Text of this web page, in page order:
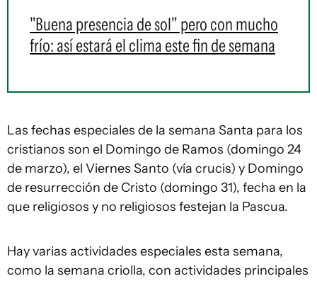
"Buena presencia de sol" pero con mucho
frío: así estará el clima este fin de semana
Las fechas especiales de la semana Santa para los
cristianos son el Domingo de Ramos (domingo 24
de marzo), el Viernes Santo (vía crucis) y Domingo
de resurrección de Cristo (domingo 31), fecha en la
que religiosos y no religiosos festejan la Pascua.
Hay varias actividades especiales esta semana,
como la semana criolla, con actividades principales